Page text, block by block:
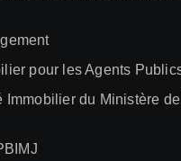
pour les Agents
Immobilier du Ministère